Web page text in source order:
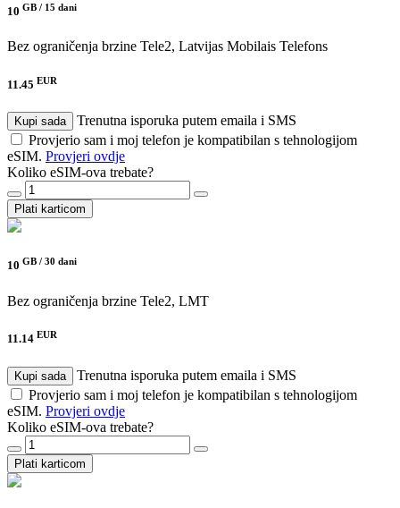
10 GB / 15 dani
Bez ograničenja brzine Tele2, Latvijas Mobilais Telefons
11.45 EUR
Kupi sada
Trenutna isporuka putem emaila i SMS
Provjerio sam i moj telefon je kompatibilan s tehnologijom
eSIM. Provjeri ovdje
Koliko eSIM-ova trebate?
Plati karticom
10 GB / 30 dani
Bez ograničenja brzine Tele2, LMT
11.14 EUR
Kupi sada
Trenutna isporuka putem emaila i SMS
Provjerio sam i moj telefon je kompatibilan s tehnologijom
eSIM. Provjeri ovdje
Koliko eSIM-ova trebate?
Plati karticom